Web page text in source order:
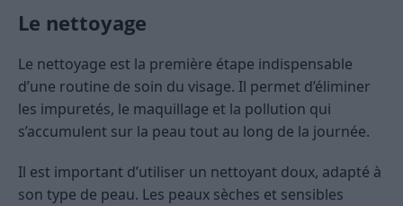
Le nettoyage
Le nettoyage est la première étape indispensable
d’une routine de soin du visage. Il permet d’éliminer
les impuretés, le maquillage et la pollution qui
s’accumulent sur la peau tout au long de la journée.
Il est important d’utiliser un nettoyant doux, adapté à
son type de peau. Les peaux sèches et sensibles